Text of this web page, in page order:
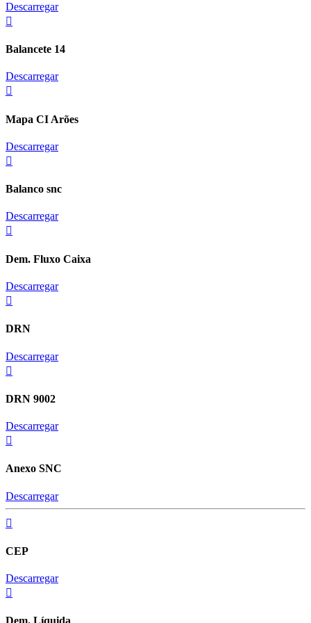
Descarregar
Balancete 14
Descarregar
Mapa CI Arões
Descarregar
Balanco snc
Descarregar
Dem. Fluxo Caixa
Descarregar
DRN
Descarregar
DRN 9002
Descarregar
Anexo SNC
Descarregar
CEP
Descarregar